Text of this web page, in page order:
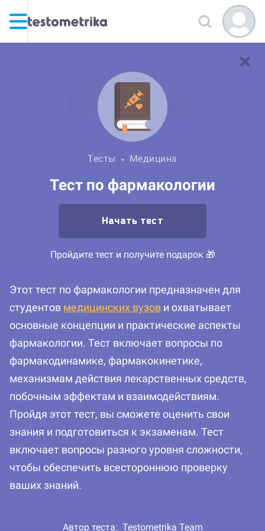
Тесты Медицина
Тест по фармакологии
Начать тест
Пройдите тест и получите подарок 🎁
Этот тест по фармакологии предназначен для
студентов медицинских вузов и охватывает
основные концепции и практические аспекты
фармакологии. Тест включает вопросы по
фармакодинамике, фармакокинетике,
механизмам действия лекарственных средств,
побочным эффектам и взаимодействиям.
Пройдя этот тест, вы сможете оценить свои
знания и подготовиться к экзаменам. Тест
включает вопросы разного уровня сложности,
чтобы обеспечить всестороннюю проверку
ваших знаний.
Автор теста: Testometrika Team